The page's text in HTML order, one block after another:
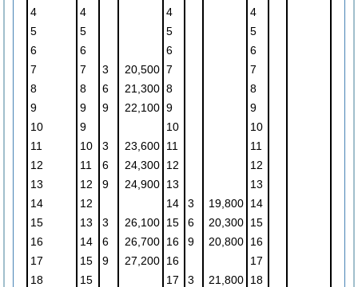
4
4 4
4
5
5 5
5
6
6 6
6
7
7 3 20,500 7
7
8
8 6 21,300 8
8
9
9 9 22,100 9
9
10
9 10
10
11
10 3 23,600 11
11
12
11 6 24,300 12
12
13
12 9 24,900 13
13
14
12 14 3 19,800 14
15
13 3 26,100 15 6 20,300 15
16
14 6 26,700 16 9 20,800 16
17
15 9 27,200 16
17
18
15 17 3 21,800 18